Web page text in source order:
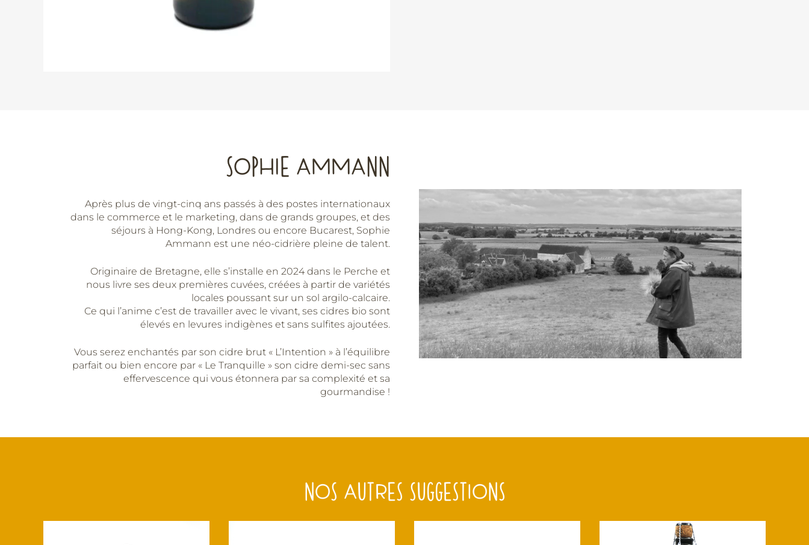
SOPHIE AMMANN
Après plus de vingt-cinq ans passés à des postes internationaux
dans le commerce et le marketing, dans de grands groupes, et des
séjours à Hong-Kong, Londres ou encore Bucarest, Sophie
Ammann est une néo-cidrière pleine de talent.
Originaire de Bretagne, elle s’installe en 2024 dans le Perche et
nous livre ses deux premières cuvées, créées à partir de variétés
locales poussant sur un sol argilo-calcaire.
Ce qui l’anime c’est de travailler avec le vivant, ses cidres bio sont
élevés en levures indigènes et sans sulfites ajoutées.
Vous serez enchantés par son cidre brut « L’Intention » à l’équilibre
parfait ou bien encore par « Le Tranquille » son cidre demi-sec sans
effervescence qui vous étonnera par sa complexité et sa
gourmandise !
NOS AUTRES SUGGESTIONS